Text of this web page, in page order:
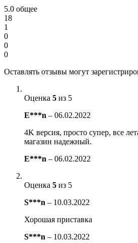
5.0 общее
18
1
0
0
0
Оставлять отзывы могут
Оценка 5 из 5
E***n – 06.02.2022
4K версия, просто супер, все
магазин надежный.
E***n – 06.02.2022
Оценка 5 из 5
S***n – 10.03.2022
Хорошая приставка
S***n – 10.03.2022